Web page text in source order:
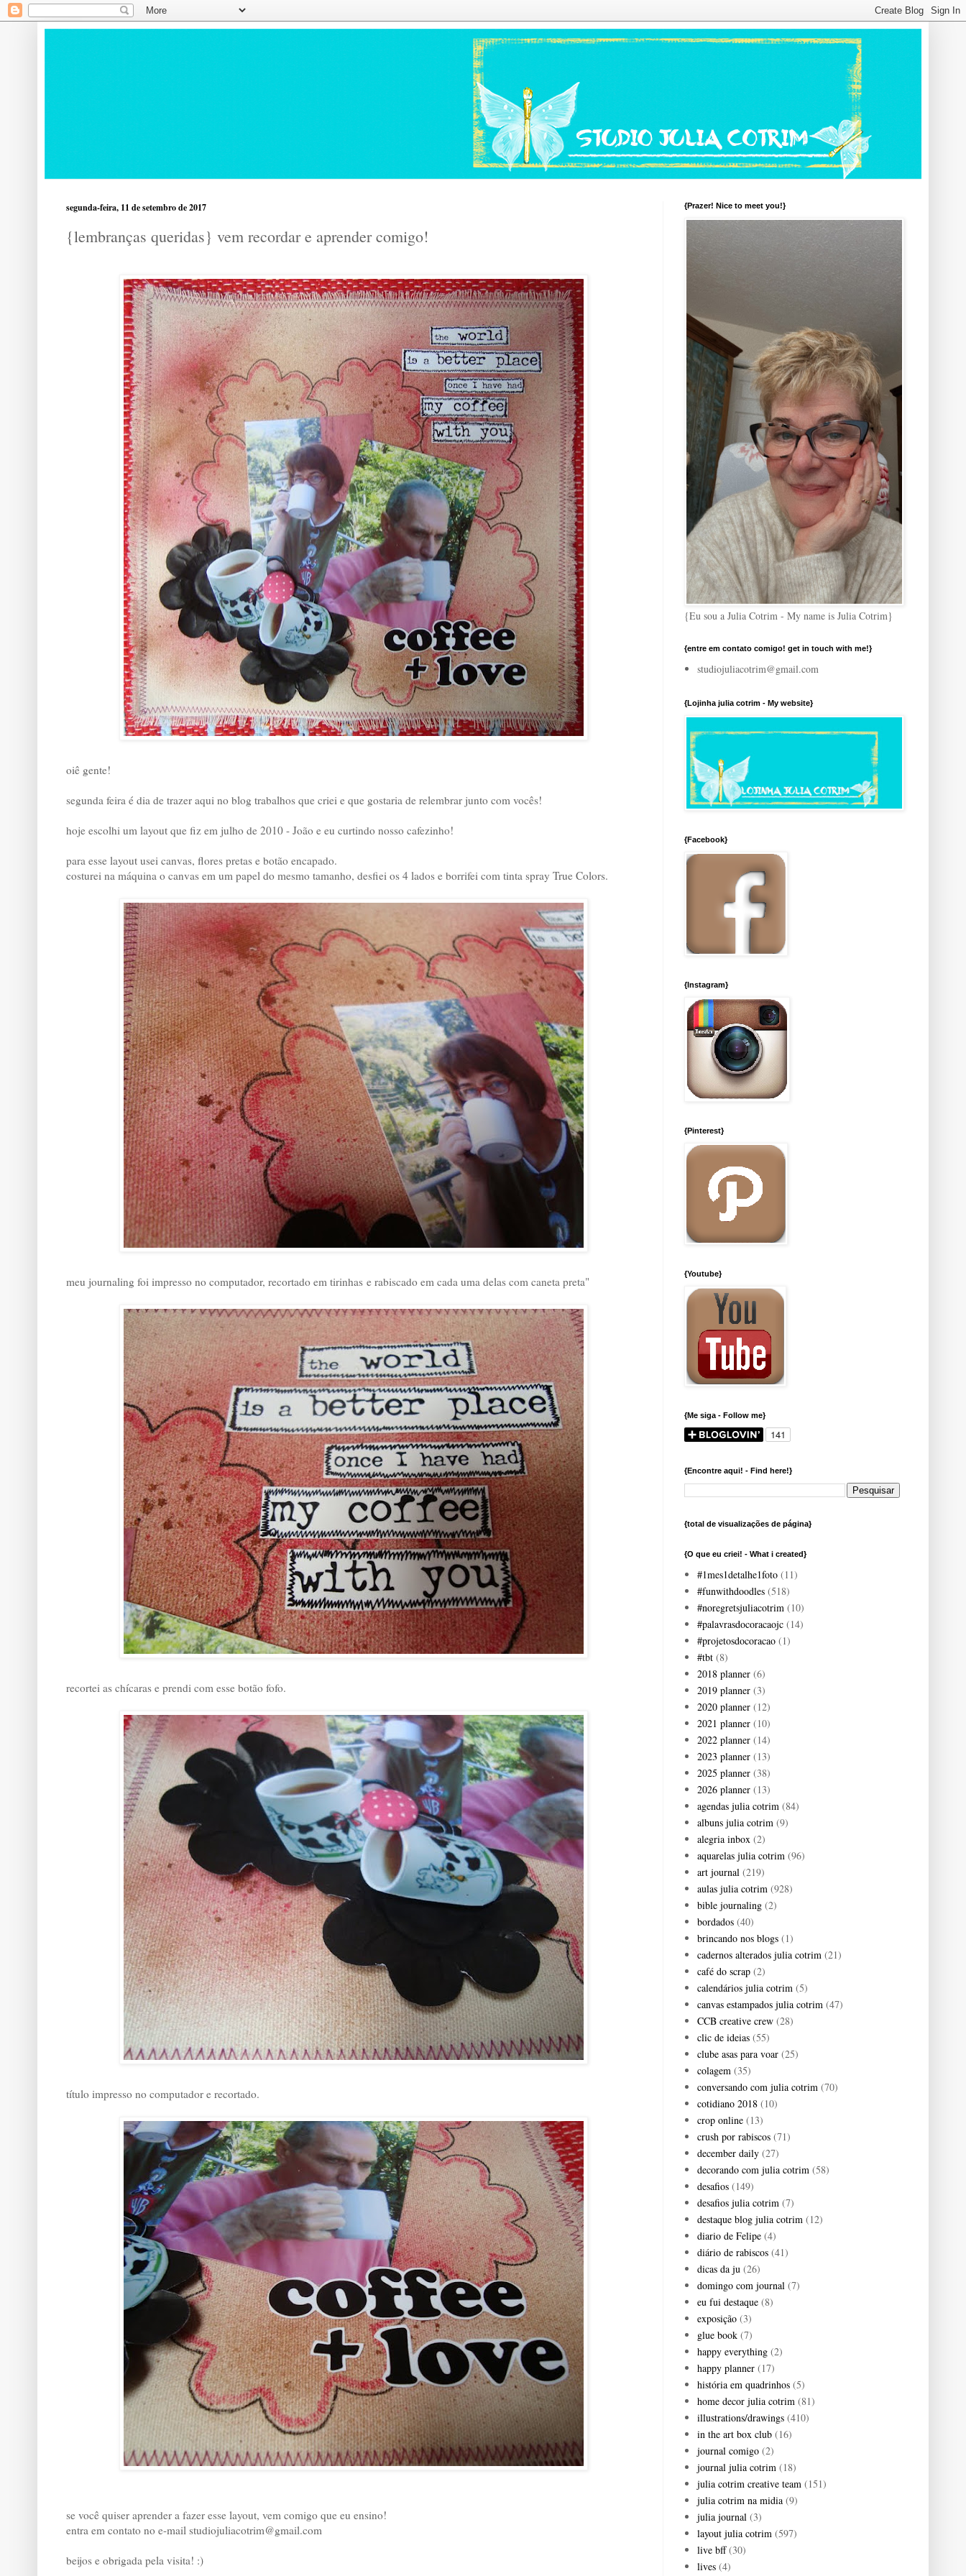
segunda-feira, 11 de setembro de 2017
{lembranças queridas} vem recordar e aprender comigo!
oiê gente!
segunda feira é dia de trazer aqui no blog trabalhos que criei e que gostaria de relembrar junto com vocês!
hoje escolhi um layout que fiz em julho de 2010 - João e eu curtindo nosso cafezinho!
para esse layout usei canvas, flores pretas e botão encapado.
costurei na máquina o canvas em um papel do mesmo tamanho, desfiei os 4 lados e borrifei com tinta spray True Colors.
meu journaling foi impresso no computador, recortado em tirinhas e rabiscado em cada uma delas com caneta preta"
recortei as chícaras e prendi com esse botão fofo.
título impresso no computador e recortado.
se você quiser aprender a fazer esse layout, vem comigo que eu ensino!
entra em contato no e-mail studiojuliacotrim@gmail.com
beijos e obrigada pela visita! :)
{Prazer! Nice to meet you!}
{Eu sou a Julia Cotrim - My name is Julia Cotrim}
{entre em contato comigo! get in touch with me!}
studiojuliacotrim@gmail.com
{Lojinha julia cotrim - My website}
{Facebook}
{Instagram}
{Pinterest}
{Youtube}
{Me siga - Follow me}
{Encontre aqui! - Find here!}
{total de visualizações de página}
{O que eu criei! - What i created}
#1mes1detalhe1foto (11)
#funwithdoodles (518)
#noregretsjuliacotrim (10)
#palavrasdocoracaojc (14)
#projetosdocoracao (1)
#tbt (8)
2018 planner (6)
2019 planner (3)
2020 planner (12)
2021 planner (10)
2022 planner (14)
2023 planner (13)
2025 planner (38)
2026 planner (13)
agendas julia cotrim (84)
albuns julia cotrim (9)
alegria inbox (2)
aquarelas julia cotrim (96)
art journal (219)
aulas julia cotrim (928)
bible journaling (2)
bordados (40)
brincando nos blogs (1)
cadernos alterados julia cotrim (21)
café do scrap (2)
calendários julia cotrim (5)
canvas estampados julia cotrim (47)
CCB creative crew (28)
clic de ideias (55)
clube asas para voar (25)
colagem (35)
conversando com julia cotrim (70)
cotidiano 2018 (10)
crop online (13)
crush por rabiscos (71)
december daily (27)
decorando com julia cotrim (58)
desafios (149)
desafios julia cotrim (7)
destaque blog julia cotrim (12)
diario de Felipe (4)
diário de rabiscos (41)
dicas da ju (26)
domingo com journal (7)
eu fui destaque (8)
exposição (3)
glue book (7)
happy everything (2)
happy planner (17)
história em quadrinhos (5)
home decor julia cotrim (81)
illustrations/drawings (410)
in the art box club (16)
journal comigo (2)
journal julia cotrim (18)
julia cotrim creative team (151)
julia cotrim na midia (9)
julia journal (3)
layout julia cotrim (597)
live bff (30)
lives (4)